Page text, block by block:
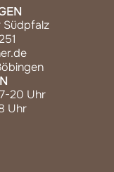
Südpfalz
20 Uhr
Uhr